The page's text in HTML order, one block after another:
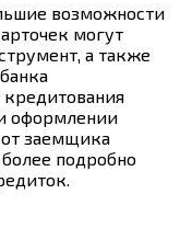
возможности
могут
а также
оформлении
заемщика
подробно